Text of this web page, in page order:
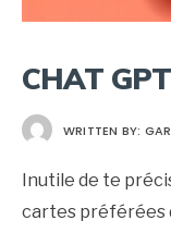
CHAT
WRITTEN BY:
Inutile de te
cartes préférées